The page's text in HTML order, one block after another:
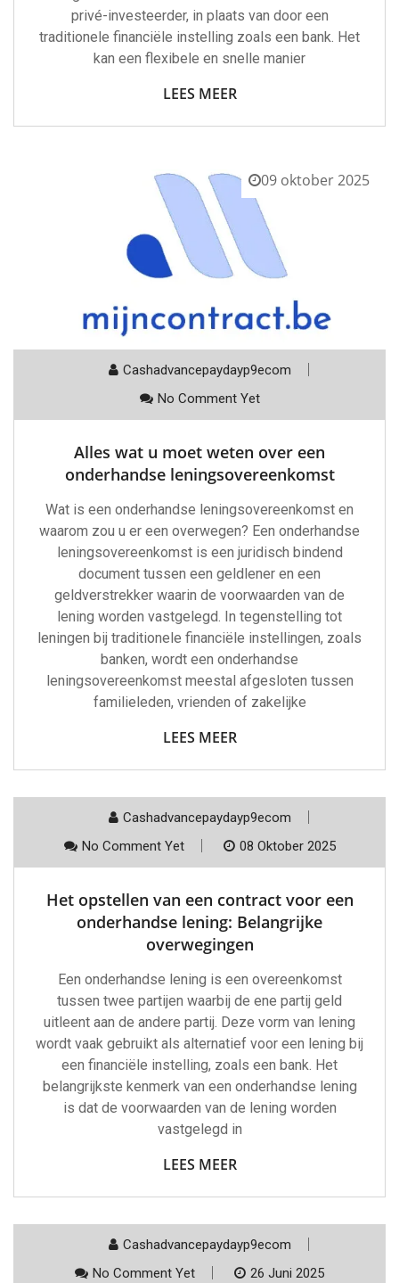
privé-investeerder, in plaats van door een
traditionele financiële instelling zoals een bank. Het
kan een flexibele en snelle manier
LEES MEER
09 oktober 2025
Cashadvancepaydayp9ecom
No Comment Yet
Alles wat u moet weten over een
onderhandse leningsovereenkomst
Wat is een onderhandse leningsovereenkomst en
waarom zou u er een overwegen? Een onderhandse
leningsovereenkomst is een juridisch bindend
document tussen een geldlener en een
geldverstrekker waarin de voorwaarden van de
lening worden vastgelegd. In tegenstelling tot
leningen bij traditionele financiële instellingen, zoals
banken, wordt een onderhandse
leningsovereenkomst meestal afgesloten tussen
familieleden, vrienden of zakelijke
LEES MEER
Cashadvancepaydayp9ecom
No Comment Yet
08 Oktober 2025
Het opstellen van een contract voor een
onderhandse lening: Belangrijke
overwegingen
Een onderhandse lening is een overeenkomst
tussen twee partijen waarbij de ene partij geld
uitleent aan de andere partij. Deze vorm van lening
wordt vaak gebruikt als alternatief voor een lening bij
een financiële instelling, zoals een bank. Het
belangrijkste kenmerk van een onderhandse lening
is dat de voorwaarden van de lening worden
vastgelegd in
LEES MEER
Cashadvancepaydayp9ecom
No Comment Yet
26 Juni 2025